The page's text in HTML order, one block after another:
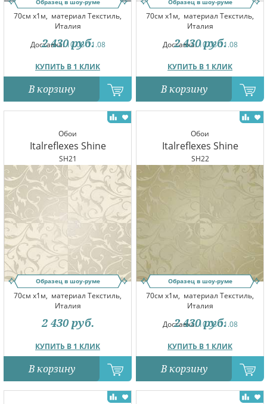
70см x1м, материал Текстиль,
Италия
Доставка:10.08-11.08
КУПИТЬ В 1 КЛИК
2 430 руб.
В корзину
70см x1м, материал Текстиль,
Италия
Доставка:10.08-11.08
КУПИТЬ В 1 КЛИК
2 430 руб.
В корзину
Обои
Italreflexes Shine
SH21
Образец в шоу-руме
70см x1м, материал Текстиль,
Италия
КУПИТЬ В 1 КЛИК
2 430 руб.
В корзину
Обои
Italreflexes Shine
SH22
Образец в шоу-руме
70см x1м, материал Текстиль,
Италия
Доставка:10.08-11.08
КУПИТЬ В 1 КЛИК
2 430 руб.
В корзину